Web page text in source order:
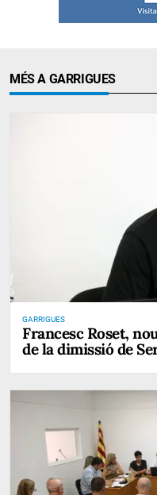
MÉS A GARRIGUES
GARRIGUES
Francesc Roset,
de la dimissió de